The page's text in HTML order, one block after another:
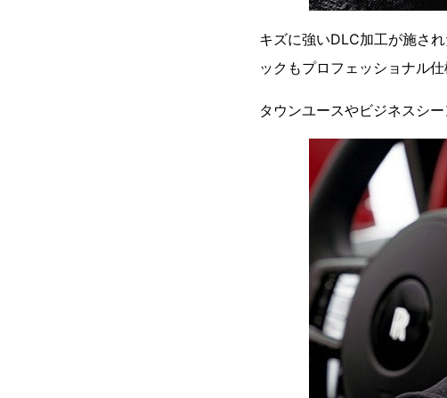
キズに強いDLC加工が施さ
ックもプロフェッショナル
タウンユースやビジネスシ